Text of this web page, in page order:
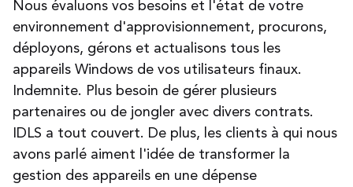
Nous évaluons vos besoins et l'état de votre
environnement d'approvisionnement, procurons,
déployons, gérons et actualisons tous les
appareils Windows de vos utilisateurs finaux.
Indemnite. Plus besoin de gérer plusieurs
partenaires ou de jongler avec divers contrats.
IDLS a tout couvert. De plus, les clients à qui nous
avons parlé aiment l'idée de transformer la
gestion des appareils en une dépense